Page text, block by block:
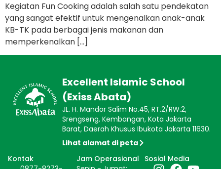
Kegiatan Fun Cooking adalah salah satu pendekatan
yang sangat efektif untuk mengenalkan anak-anak
KB-TK pada berbagai jenis makanan dan
memperkenalkan […]
Excellent Islamic School
(Exiss Abata)
JL. H. Mandor Salim No.45, RT.2/RW.2,
Srengseng, Kembangan, Kota Jakarta
Barat, Daerah Khusus Ibukota Jakarta 11630.
Lihat alamat di peta
Kontak
Jam Operasional
Sosial Media